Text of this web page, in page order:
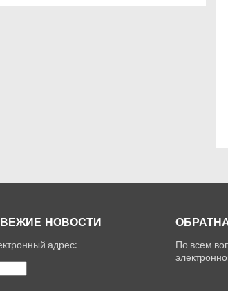
НОВОСТИ
адрес:
По всем